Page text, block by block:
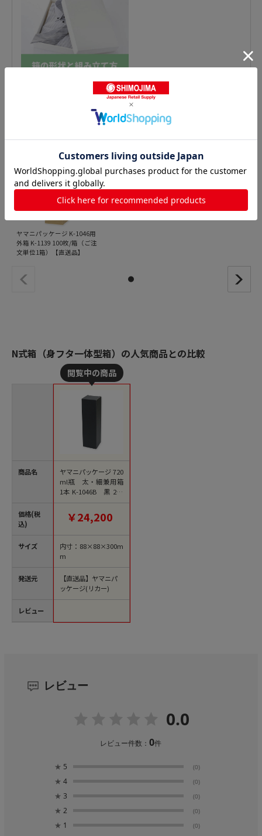
対応する商品
ヤマニパッケージ K-1046用
外箱 K-1139 100枚/箱（ご注
文単位1箱）【直送品】
N式箱（身フタ一体型箱）の人気商品との比較
商品名
価格(税
込)
サイズ
発送元
レビュー
ヤマニパッケージ 720
ml瓶 太・細兼用箱
1本 K-1046B 黒 200
枚/箱（ご注文単位1
￥24,200
内寸：88×88×300m
m
【直送品】ヤマニパ
ッケージ(リカー)
レビュー
0.0
レビュー件数：0件
★ 5 (0)
★ 4 (0)
★ 3 (0)
★ 2 (0)
★ 1 (0)